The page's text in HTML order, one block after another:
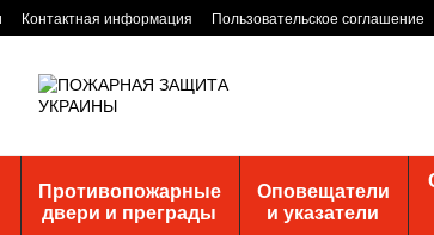
Контактная информация Пользовательское соглашение
Противопожарные
двери и преграды
Оповещатели
и указатели